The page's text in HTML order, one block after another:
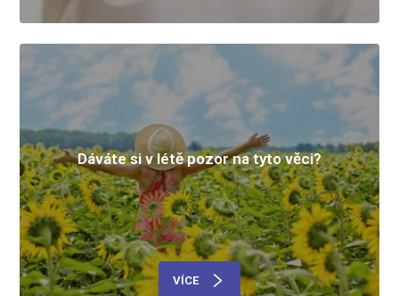
Dáváte si v létě pozor na tyto věci?
VÍCE